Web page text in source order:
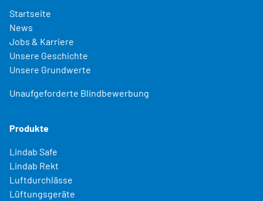
Startseite
News
Jobs & Karriere
Unsere Geschichte
Unsere Grundwerte
Unaufgeforderte Blindbewerbung
Produkte
Lindab Safe
Lindab Rekt
Luftdurchlässe
Lüftungsgeräte